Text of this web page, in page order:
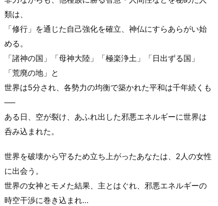
類は、
「修行」を通じた自己強化を確立、神仏にすらあらがい始
める。
「諸神の国」「母神大陸」「極楽浄土」「日出ずる国」
「荒廃の地」と
世界は5分され、各勢力の均衡で築かれた平和は千年続くも
──
ある日、空が裂け、あふれ出した邪悪エネルギーに世界は
呑み込まれた。
世界を破壊から守るため立ち上がったあなたは、2人の女性
に出会う。
世界の女神とモメた結果、主とはぐれ、邪悪エネルギーの
時空干渉に巻き込まれ…